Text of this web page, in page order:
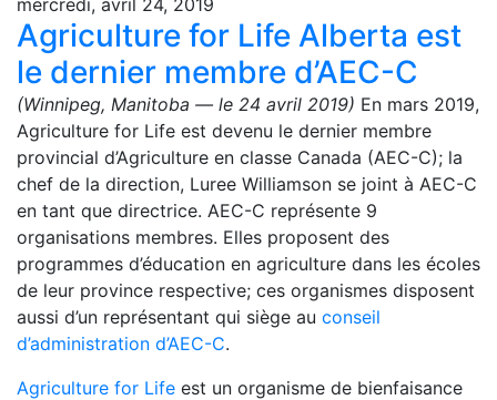
Agriculture for Life Alberta est
le dernier membre d’AEC-C
(Winnipeg, Manitoba — le 24 avril 2019) En mars 2019,
Agriculture for Life est devenu le dernier membre
provincial d’Agriculture en classe Canada (AEC-C); la
chef de la direction, Luree Williamson se joint à AEC-C
en tant que directrice. AEC-C représente 9
organisations membres. Elles proposent des
programmes d’éducation en agriculture dans les écoles
de leur province respective; ces organismes disposent
aussi d’un représentant qui siège au conseil
d’administration d’AEC-C.
Agriculture for Life est un organisme de bienfaisance